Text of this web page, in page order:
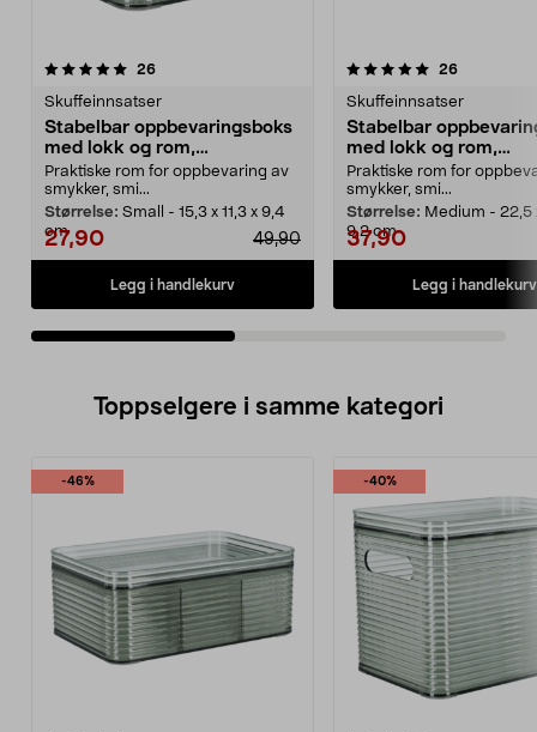
26anmeldelser
Skuffeinnsatser
Stabelbar oppbevaringsboks
med lokk og rom,
transparent grønn
Praktiske rom for oppbevaring av
smykker, smi...
Størrelse: Small - 15,3 x 11,3 x 9,4
cm
49,90
27,90
Legg i handlekurv
5.0av 5 stjerner 26
Skuffeinnsatser
Stabelbar
med lokk og rom,
transparent grønn
Praktiske rom for
smykker, smi...
Størrelse: Medium - 22,5
9,2 cm
37,90
Legg i handlekurv
4.5av 5 stjerner
Toppselgere i samme kategori
-46% -40%